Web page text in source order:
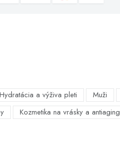
Hydratácia a výživa pleti Muži
Kozmetika na vrásky a antiaging